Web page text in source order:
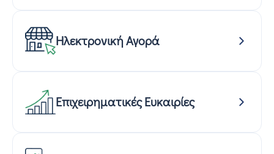
Ηλεκτρονική Αγορά
Επιχειρηματικές Ευκαιρίες